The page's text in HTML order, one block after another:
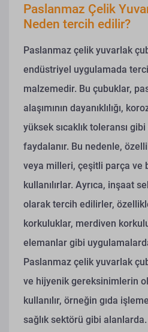
Paslanmaz Çelik
Neden tercih edilir?
Paslanmaz çelik yuvarlak
endüstriyel uygulamada
malzemedir. Bu çubuklar,
alaşımının dayanıklılığı,
yüksek sıcaklık toleransı
faydalanır. Bu nedenle,
veya milleri, çeşitli parça ve
kullanılırlar. Ayrıca, inşaat
olarak tercih edilirler,
korkuluklar, merdiven
elemanlar gibi
Paslanmaz çelik yuvarlak
ve hijyenik gereksinimlerin
kullanılır, örneğin gıda
sağlık sektörü gibi